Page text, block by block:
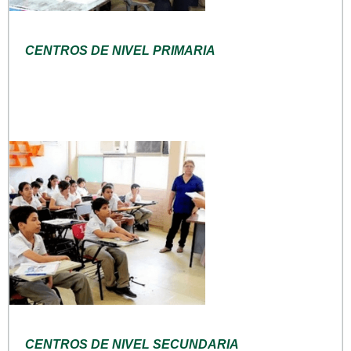
CENTROS DE NIVEL PRIMARIA
CENTROS DE NIVEL SECUNDARIA